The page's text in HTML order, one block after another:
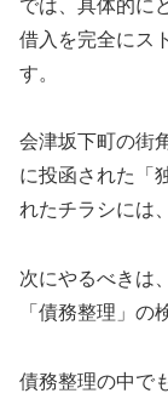
では、具体的に
借入を完全にス
す。
会津坂下町の街
に投函された「
れたチラシには
次にやるべきは
「債務整理」の
債務整理の中で